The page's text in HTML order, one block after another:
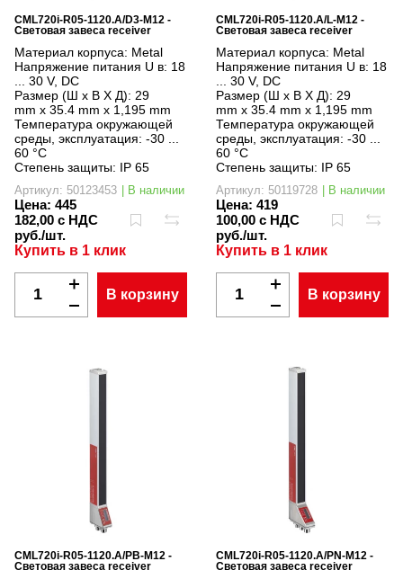
CML720i-R05-1120.A/D3-M12 -
Световая завеса receiver
Материал корпуса: Metal
Напряжение питания U в: 18
... 30 V, DC
Размер (Ш x В X Д): 29
mm x 35.4 mm x 1,195 mm
Температура окружающей
среды, эксплуатация: -30 ...
60 °C
Степень защиты: IP 65
Артикул: 50123453 | В наличии
Цена: 445
182,00 с НДС
руб./шт.
Купить в 1 клик
В корзину
CML720i-R05-1120.A/L-M12 -
Световая завеса receiver
Материал корпуса: Metal
Напряжение питания U в: 18
... 30 V, DC
Размер (Ш x В X Д): 29
mm x 35.4 mm x 1,195 mm
Температура окружающей
среды, эксплуатация: -30 ...
60 °C
Степень защиты: IP 65
Артикул: 50119728 | В наличии
Цена: 419
100,00 с НДС
руб./шт.
Купить в 1 клик
В корзину
CML720i-R05-1120.A/PB-M12 -
Световая завеса receiver
CML720i-R05-1120.A/PN-M12 -
Световая завеса receiver